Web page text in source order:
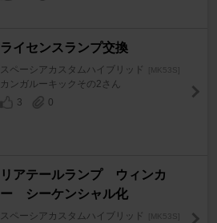
ライセンスランプ交換
スペーシアカスタムハイブリッド [MK53S]
カンガルーキックその2さん
3
0
リアテールランプ ウィンカ
ー シーケンシャル化
スペーシアカスタムハイブリッド [MK53S]